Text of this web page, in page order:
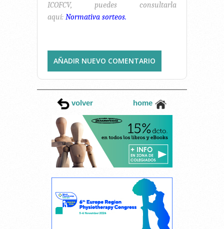
ICOFCV, puedes consultarla
aquí: Normativa sorteos.
AÑADIR NUEVO COMENTARIO
volver home